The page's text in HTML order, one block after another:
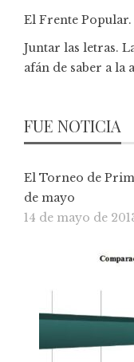
El Frente
Juntar las letras.
afán de saber a la
FUE NOTICIA
El Torneo de
de mayo
14 de mayo de